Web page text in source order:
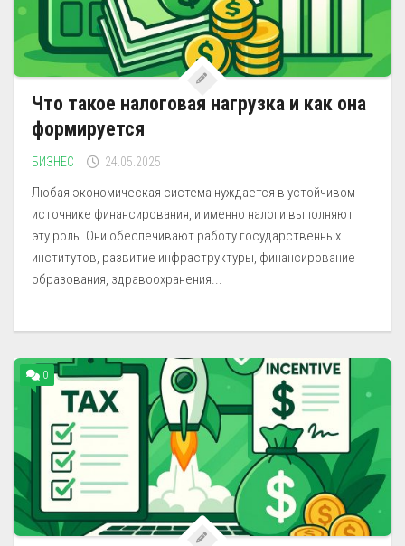
Что такое налоговая нагрузка и как она
формируется
БИЗНЕС 24.05.2025
Любая экономическая система нуждается в устойчивом
источнике финансирования, и именно налоги выполняют
эту роль. Они обеспечивают работу государственных
институтов, развитие инфраструктуры, финансирование
образования, здравоохранения...
0